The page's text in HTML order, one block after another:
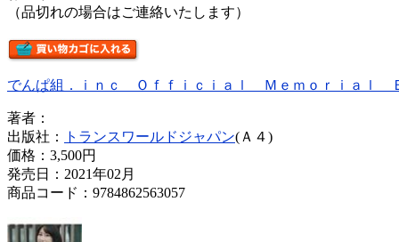
（品切れの場合はご連絡いたします）
でんぱ組．ｉｎｃ Ｏｆｆｉｃｉａｌ Ｍｅｍｏｒｉａｌ
著者：
出版社：
トランスワールドジャパン(Ａ４)
価格： 3,500円
発売日：2021年02月
商品コード：9784862563057